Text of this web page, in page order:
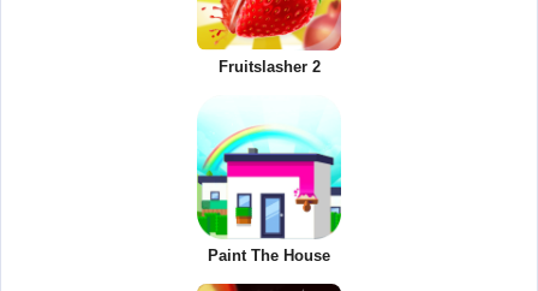
Fruitslasher 2
Paint The House